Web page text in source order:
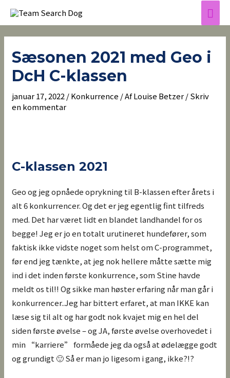
indholdet
Sæsonen 2021 med Geo i
DcH C-klassen
januar 17, 2022/Konkurrence / AfLouise Betzer/Skriv
en kommentar
C-klassen 2021
Geo og jeg opnåede oprykning til B-klassen efter årets i
alt 6 konkurrencer. Og det er jeg egentlig fint tilfreds
med. Det har været lidt en blandet landhandel for os
begge! Jeg er jo en totalt urutineret hundefører, som
faktisk ikke vidste noget som helst om C-programmet,
før end jeg tænkte, at jeg nok hellere måtte sætte mig
ind i det inden første konkurrence, som Stine havde
meldt os til!! Og sikke man høster erfaring når man går i
konkurrencer..Jeg har bittert erfaret, at man IKKE kan
læse sig til alt og har godt nok kvajet mig en hel del
siden første øvelse – og JA, første øvelse overhovedet i
min “karriere” formåede jeg da også at ødelægge godt
og grundigt 🙂 Så er man jo ligesom i gang, ikke?!?